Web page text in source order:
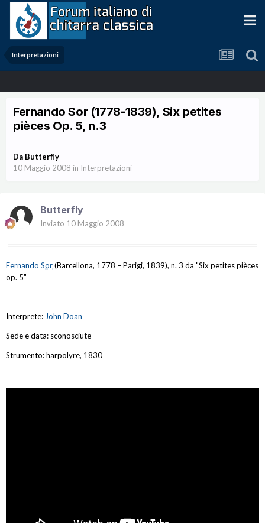
Interpretazioni
Fernando Sor (1778-1839), Six petites
pièces Op. 5, n.3
Da Butterfly
10 Maggio 2008 in Interpretazioni
Butterfly
Inviato 10 Maggio 2008
Fernando Sor(Barcellona, 1778 – Parigi, 1839), n. 3 da "Six petites pièces
op. 5"
Interprete: John Doan
Sede e data: sconosciute
Strumento: harpolyre, 1830